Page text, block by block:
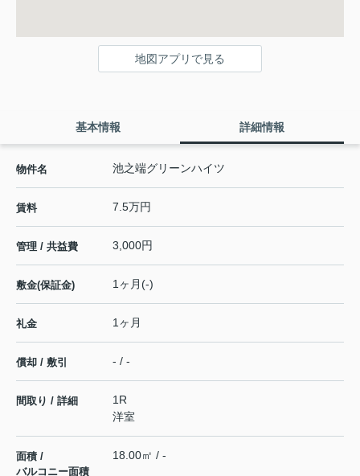
地図アプリで見る
基本情報 詳細情報
物件名 池之端グリーンハイツ
賃料 7.5万円
管理 / 共益費 3,000円
敷金(保証金) 1ヶ月(-)
礼金 1ヶ月
償却 / 敷引 - / -
間取り / 詳細
1R
洋室
面積 /
バルコニー面積
18.00㎡ / -